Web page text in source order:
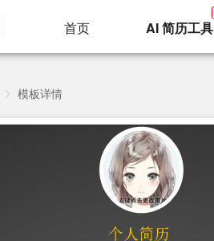
首页 AI 简历工具
模板详情